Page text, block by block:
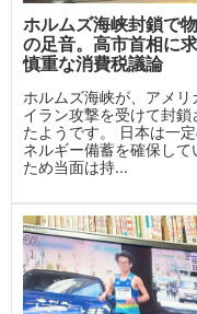
ホルムズ海峡封鎖で
の足音。高市首相に
慎重な消費税議論
ホルムズ海峡が、アメリ
イラン攻撃を受けて封鎖
たようです。 日本は一
ネルギー備蓄を確保して
ため当面は持...